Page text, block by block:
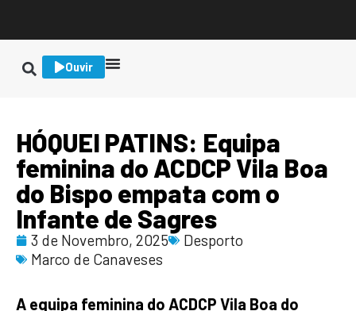
Ouvir
HÓQUEI PATINS: Equipa
feminina do ACDCP Vila Boa
do Bispo empata com o
Infante de Sagres
3 de Novembro, 2025
Desporto
Marco de Canaveses
A equipa feminina do ACDCP Vila Boa do